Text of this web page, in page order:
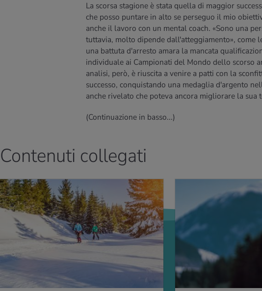
La scorsa stagione è stata quella di maggior
che posso puntare in alto se perseguo il mio
anche il lavoro con un mental coach. «Sono una
tuttavia, molto dipende dall'atteggiamento», come
una battuta d'arresto amara la mancata
individuale ai Campionati del Mondo dello scorso
analisi, però, è riuscita a venire a patti con la
successo, conquistando una medaglia d'argento
anche rivelato che poteva ancora migliorare la sua
(Continuazione in basso...)
Contenuti collegati
DI PIÙ PER SAPERNE DI PIÙ